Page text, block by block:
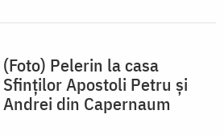
(Foto) Pelerin la casa
Sfinților Apostoli Petru și
Andrei din Capernaum